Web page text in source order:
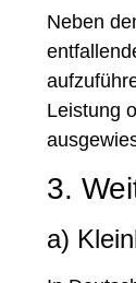
Neben
Leistung
3.
a)